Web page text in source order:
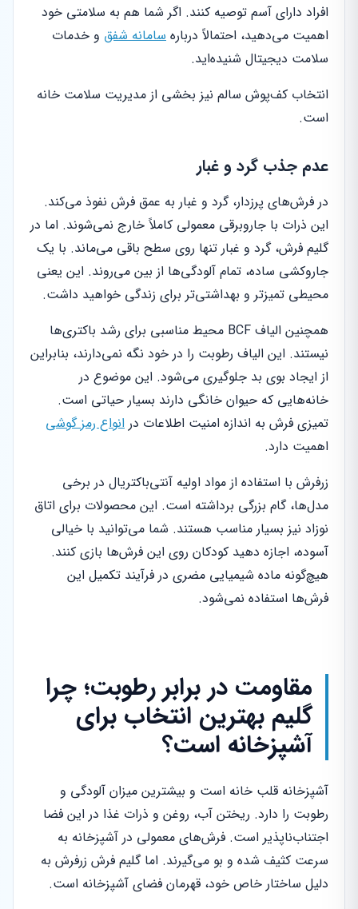
افراد دارای آسم توصیه کنند. اگر شما هم به سلامتی خود
اهمیت می‌دهید، احتمالاً درباره سامانه شفق و خدمات
سلامت دیجیتال شنیده‌اید.
انتخاب کف‌پوش سالم نیز بخشی از مدیریت سلامت خانه
است.
عدم جذب گرد و غبار
در فرش‌های پرزدار، گرد و غبار به عمق فرش نفوذ می‌کند.
این ذرات با جاروبرقی معمولی کاملاً خارج نمی‌شوند. اما در
گلیم فرش، گرد و غبار تنها روی سطح باقی می‌ماند. با یک
جاروکشی ساده، تمام آلودگی‌ها از بین می‌روند. این یعنی
محیطی تمیزتر و بهداشتی‌تر برای زندگی خواهید داشت.
همچنین الیاف BCF محیط مناسبی برای رشد باکتری‌ها
نیستند. این الیاف رطوبت را در خود نگه نمی‌دارند، بنابراین
از ایجاد بوی بد جلوگیری می‌شود. این موضوع در
خانه‌هایی که حیوان خانگی دارند بسیار حیاتی است.
تمیزی فرش به اندازه امنیت اطلاعات در انواع رمز گوشی
اهمیت دارد.
زرفرش با استفاده از مواد اولیه آنتی‌باکتریال در برخی
مدل‌ها، گام بزرگی برداشته است. این محصولات برای اتاق
نوزاد نیز بسیار مناسب هستند. شما می‌توانید با خیالی
آسوده، اجازه دهید کودکان روی این فرش‌ها بازی کنند.
هیچ‌گونه ماده شیمیایی مضری در فرآیند تکمیل این
فرش‌ها استفاده نمی‌شود.
مقاومت در برابر رطوبت؛ چرا
گلیم بهترین انتخاب برای
آشپزخانه است؟
آشپزخانه قلب خانه است و بیشترین میزان آلودگی و
رطوبت را دارد. ریختن آب، روغن و ذرات غذا در این فضا
اجتناب‌ناپذیر است. فرش‌های معمولی در آشپزخانه به
سرعت کثیف شده و بو می‌گیرند. اما گلیم فرش زرفرش به
دلیل ساختار خاص خود، قهرمان فضای آشپزخانه است.